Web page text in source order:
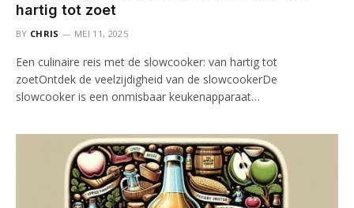
hartig tot zoet
BY CHRIS MEI 11, 2025
Een culinaire reis met de slowcooker: van hartig tot
zoetOntdek de veelzijdigheid van de slowcookerDe
slowcooker is een onmisbaar keukenapparaat…